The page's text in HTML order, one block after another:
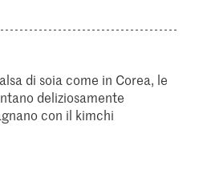
di soia come in Corea, le
deliziosamente
con il kimchi